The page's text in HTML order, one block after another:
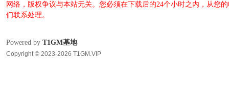
网络，版权争议与本站无关。您必须在下载后的24个小时之内，从您
们联系处理。
Powered by T1GM基地
Copyright © 2023-2026 T1GM.VIP